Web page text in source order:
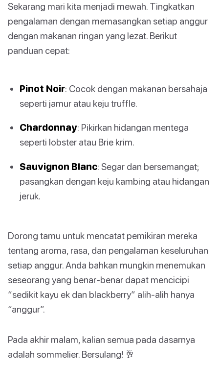
Sekarang mari kita menjadi mewah. Tingkatkan
pengalaman dengan memasangkan setiap anggur
dengan makanan ringan yang lezat. Berikut
panduan cepat:
Pinot Noir: Cocok dengan makanan bersahaja
seperti jamur atau keju truffle.
Chardonnay: Pikirkan hidangan mentega
seperti lobster atau Brie krim.
Sauvignon Blanc: Segar dan bersemangat;
pasangkan dengan keju kambing atau hidangan
jeruk.
Dorong tamu untuk mencatat pemikiran mereka
tentang aroma, rasa, dan pengalaman keseluruhan
setiap anggur. Anda bahkan mungkin menemukan
seseorang yang benar-benar dapat mencicipi
“sedikit kayu ek dan blackberry” alih-alih hanya
“anggur”.
Pada akhir malam, kalian semua pada dasarnya
adalah sommelier. Bersulang! 🥂